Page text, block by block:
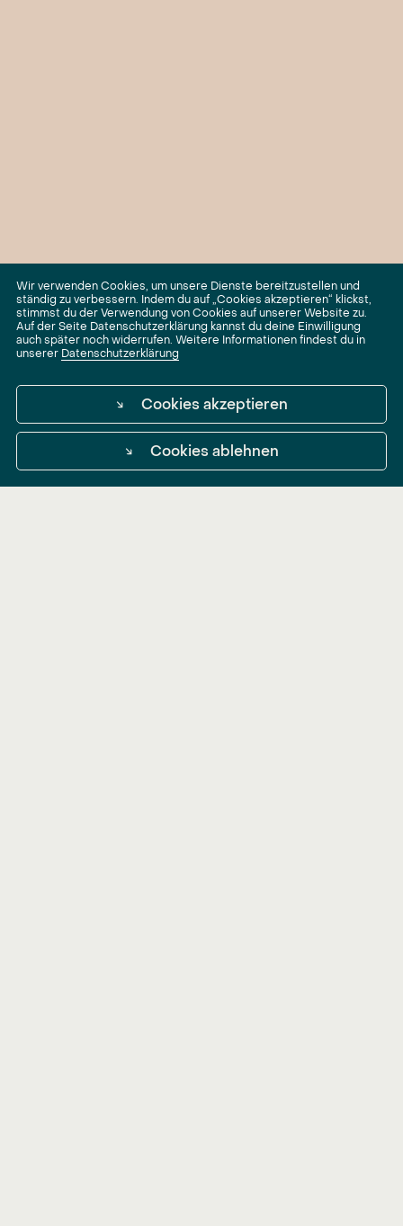
Wir verwenden Cookies, um unsere Dienste bereitzustellen und
ständig zu verbessern. Indem du auf „Cookies akzeptieren“ klickst,
stimmst du der Verwendung von Cookies auf unserer Website zu.
Auf der Seite Datenschutzerklärung kannst du deine Einwilligung
auch später noch widerrufen. Weitere Informationen findest du in
unserer Datenschutzerklärung
↘ Cookies akzeptieren
↘ Cookies ablehnen